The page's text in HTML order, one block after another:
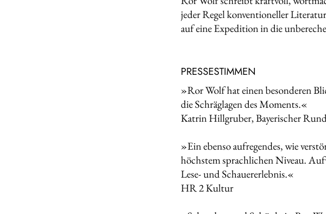
jeder Regel konventioneller
auf eine Expedition in die
PRESSESTIMMEN
»Ror Wolf hat einen besonderen
die Schräglagen des Moments.«
Katrin Hillgruber, Bayerischer
»Ein ebenso aufregendes, wie
höchstem sprachlichen Niveau.
Lese- und Schauererlebnis.«
HR 2 Kultur